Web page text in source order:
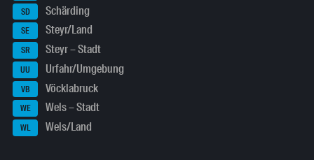
SD Schärding
SE Steyr/Land
SR Steyr – Stadt
UU Urfahr/Umgebung
VB Vöcklabruck
WE Wels – Stadt
WL Wels/Land